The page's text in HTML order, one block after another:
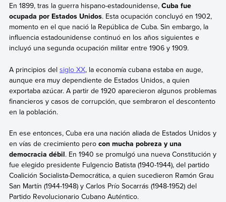
En 1899, tras la guerra hispano-estadounidense, Cuba fue
ocupada por Estados Unidos. Esta ocupación concluyó en 1902,
momento en el que nació la República de Cuba. Sin embargo, la
influencia estadounidense continuó en los años siguientes e
incluyó una segunda ocupación militar entre 1906 y 1909.
A principios del siglo XX, la economía cubana estaba en auge,
aunque era muy dependiente de Estados Unidos, a quien
exportaba azúcar. A partir de 1920 aparecieron algunos problemas
financieros y casos de corrupción, que sembraron el descontento
en la población.
En ese entonces, Cuba era una nación aliada de Estados Unidos y
en vías de crecimiento pero con mucha pobreza y una
democracia débil. En 1940 se promulgó una nueva Constitución y
fue elegido presidente Fulgencio Batista (1940-1944), del partido
Coalición Socialista-Democrática, a quien sucedieron Ramón Grau
San Martín (1944-1948) y Carlos Prío Socarrás (1948-1952) del
Partido Revolucionario Cubano Auténtico.